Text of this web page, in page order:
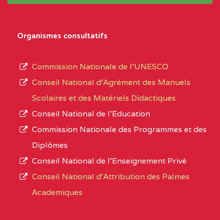
D'ENSEIGNEMENT
PROFESSIONNEL
(CEGEP) STE FOI BP
:4740 YAOUNDE
CENTRE
COLLEGE PANAFRICAIN
DE L'EXCELLENCE BP
CENTRE
COLLEGE PRIVE
type
L’offre
d’éducation
de
Organismes consultatifs
Commission Nationale de l’UNESCO
Conseil National d’Agrément des Manuels
Scolaires et des Matériels Didactiques
Conseil National de l’Education
Commission Nationale des Programmes et des
Diplômes
Conseil National de l’Enseignement Privé
Conseil National d'Attribution des Palmes
Academiques